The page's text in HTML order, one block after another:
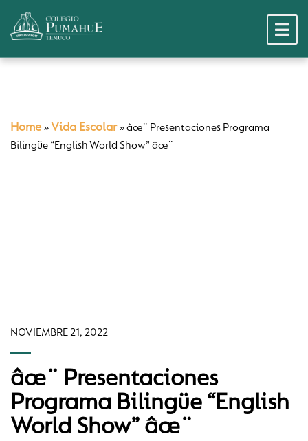
Home » Vida Escolar»âœ¨ Presentaciones Programa
Bilingüe “English World Show” âœ¨
NOVIEMBRE 21, 2022
âœ¨ Presentaciones
Programa Bilingüe “English
World Show” âœ¨